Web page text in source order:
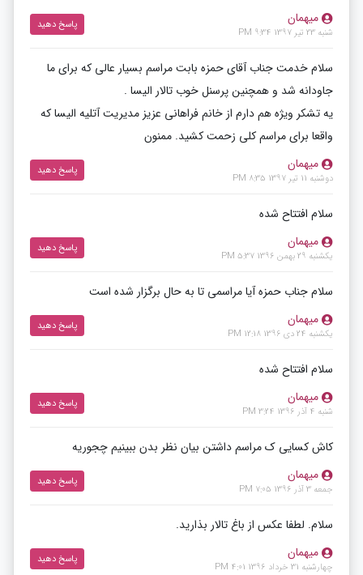
میهمان
شنبه 23 تیر 1397 9:34 PM
پاسخ دهید
سلام خدمت جناب آقای حمزه بابت مراسم بسیار عالی که برای ما
جاودانه شد و همچنین پرسنل خوب تالار الیسا .
یه تشکر ویژه هم دارم از خانم فراهانی عزیز مدیریت آتلیه الیسا که
واقعا برای مراسم کلی زحمت کشید. ممنون
میهمان
دوشنبه 11 تیر 1397 8:35 PM
پاسخ دهید
سلام افتتاح شده
میهمان
یکشنبه 29 بهمن 1396 5:37 PM
پاسخ دهید
سلام جناب حمزه آیا مراسمی تا به حال برگزار شده است
میهمان
یکشنبه 24 دی 1396 12:18 PM
پاسخ دهید
سلام افتتاح شده
میهمان
شنبه 4 آذر 1396 3:24 PM
پاسخ دهید
کاش کسایی ک مراسم داشتن بیان نظر بدن ببینیم چجوریه
میهمان
جمعه 3 آذر 1396 7:05 PM
پاسخ دهید
سلام. لطفا عکس از باغ تالار بذارید.
میهمان
چهارشنبه 31 خرداد 1396 4:01 PM
پاسخ دهید